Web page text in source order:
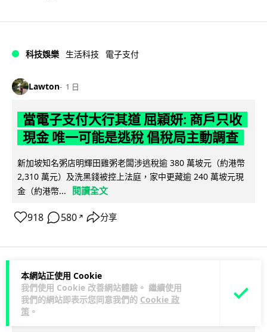
本網站正使用 Cookie
我們使用 Cookie 改善網站體驗。 繼續使用
我們的網站即表示您同意我們的 Cookie 政
策 。
科技娛樂 生活科技 電子支付
Lawton 1 日
當電子支付大行其道 屈穎妍: 商戶只收
現金 唯一可能是逃稅 倡稅局主動調查
新加坡知名粥店明輝田雞粥老闆涉逃稅逾 380 萬坡元（約港幣
2,310 萬元）及洗黑錢被控上法庭，家中更藏逾 240 萬坡元現
金（約港幣...
閱讀全文
918 580 ↗ 分享
人工智能
arthur